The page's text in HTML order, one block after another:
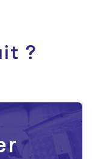
?